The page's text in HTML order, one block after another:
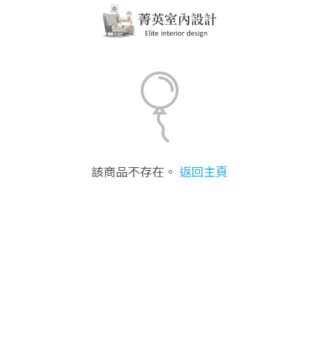
該商品不存在。 返回主頁